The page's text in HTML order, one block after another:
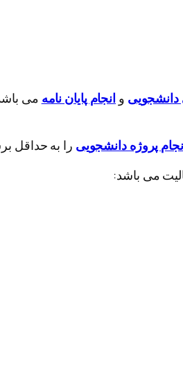
دانشجویی و انجام پایان نامه می
پروژه دانشجویی را به حداقل
می باشد: